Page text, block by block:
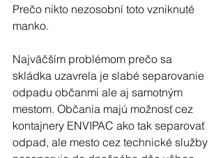
Prečo nikto nezosobní toto vzniknuté
manko.
Najväčším problémom prečo sa
skládka uzavrela je slabé separovanie
odpadu občanmi ale aj samotným
mestom. Občania majú možnosť cez
kontajnery ENVIPAC ako tak separovať
odpad, ale mesto cez technické služby